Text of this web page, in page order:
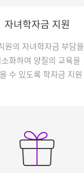
자녀학자금 지원
원의 자녀학자금 부담을
화하여 양질의 교육을
수 있도록 학자금 지원